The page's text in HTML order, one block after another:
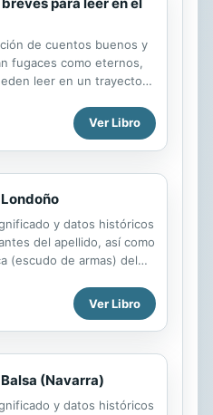
de cuentos buenos y
fugaces como eternos,
leer en un trayecto
oportunidad para
a joyasdesconocidas de
de la literatura
Bierce, Chéjov,
Schwob, Sienkiewicz,
nos acompañan en
Ver Libro
y datos históricos
del apellido, así como
(escudo de armas) del
todas nuestras láminas
por un estricto
finalidad es la de
la veracidad y utilidad de la
de los principales
y piezas
Ver Libro
(Navarra)
y datos históricos